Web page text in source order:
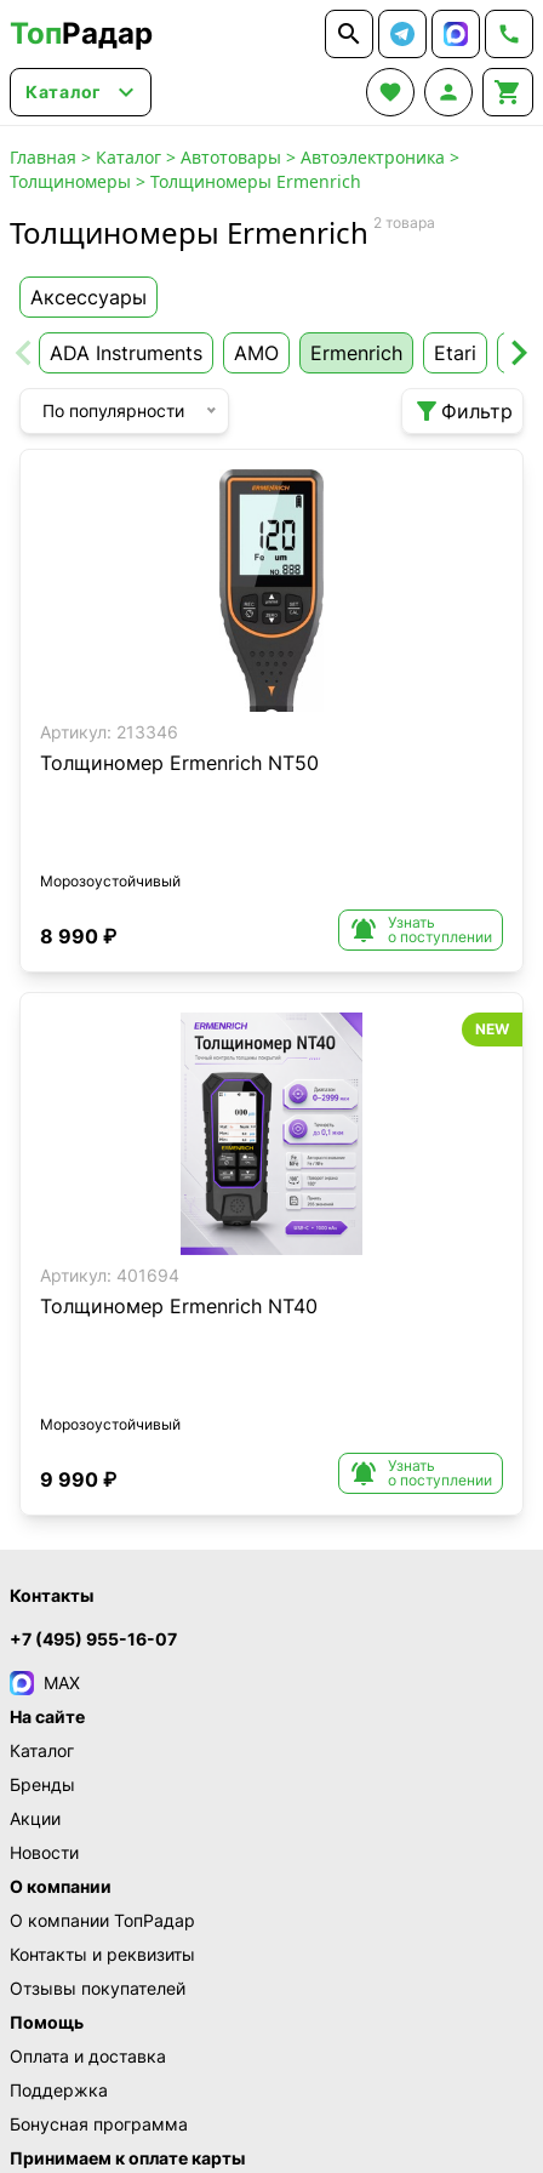
ТопРадар  
Каталог    
Главная > Каталог > Автотовары > Автоэлектроника >
Толщиномеры > Толщиномеры Ermenrich
Толщиномеры Ermenrich 2 товара
Аксессуары
ADA Instruments AMO Ermenrich Etari
По популярности  Фильтр
Артикул: 213346
Толщиномер Ermenrich NT50
Морозоустойчивый
8 990 ₽ 
Узнать
о поступлении
Артикул: 401694
Толщиномер Ermenrich NT40
Морозоустойчивый
9 990 ₽ 
Узнать
о поступлении
NEW
Контакты
+7 (495) 955-16-07
MAX
На сайте
Каталог
Бренды
Акции
Новости
О компании
О компании ТопРадар
Контакты и реквизиты
Отзывы покупателей
Помощь
Оплата и доставка
Поддержка
Бонусная программа
Принимаем к оплате карты